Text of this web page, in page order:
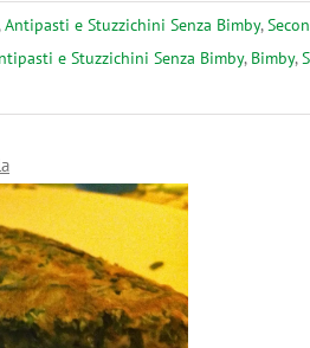
Antipasti e Stuzzichini Senza Bimby,
e Stuzzichini Senza Bimby, Bimby,